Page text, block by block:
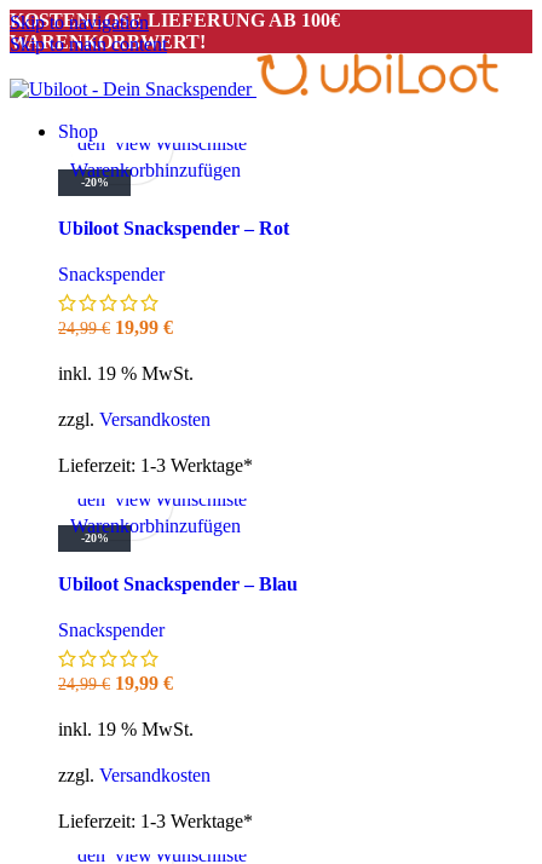
Skip to navigation
Skip to main content
KOSTENLOSE LIEFERUNG AB 100€
WARENKORBWERT!
Shop
-20%
den
Warenkorb
view Wunschliste
hinzufügen
Ubiloot Snackspender – Rot
Snackspender
24,99€ Ursprünglicher
war:
19,99 €Aktueller
ist:
inkl. 19 % MwSt.
zzgl. Versandkosten
Lieferzeit: 1-3 Werktage*
-20%
In
den
Warenkorb
Quick
view
Zur
Wunschliste
hinzufügen
Ubiloot Snackspender – Blau
Snackspender
24,99€ Ursprünglicher
war:
19,99 €Aktueller
ist:
inkl. 19 % MwSt.
zzgl. Versandkosten
Lieferzeit: 1-3 Werktage*
In
den
Quick
view
Zur
Wunschliste